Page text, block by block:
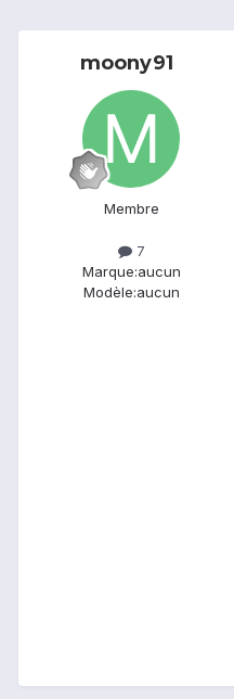
moony91
Membre
7
Marque:aucun
Modèle:aucun